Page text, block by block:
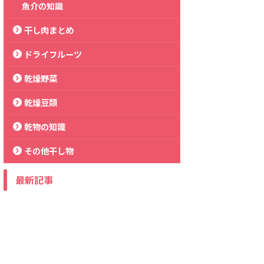
魚介の知識
干し肉まとめ
ドライフルーツ
乾燥野菜
乾燥豆類
乾物の知識
その他干し物
最新記事